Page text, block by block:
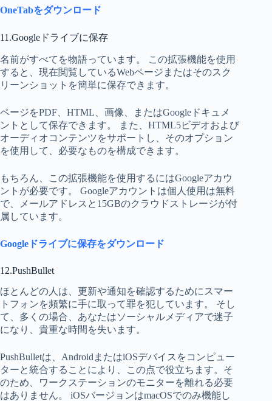
OneTabをダウンロード
11.Googleドライブに保存
名前がすべてを物語っています。 この拡張機能を使用
すると、現在閲覧しているWebページまたはそのスク
リーンショットを簡単に保存できます。
ページをPDF、HTML、画像、またはGoogleドキュメ
ントとして保存できます。 また、HTML5ビデオおよび
オーディオコンテンツをサポートし、そのオプション
を使用して、必要なものを構成できます。
もちろん、この拡張機能を使用するにはGoogleアカウ
ントが必要です。 Googleアカウントは個人使用は無料
で、メールアドレスと15GBのクラウドストレージが付
属しています。
Googleドライブに保存をダウンロード
12.PushBullet
ほとんどの人は、更新や通知を確認するためにスマー
トフォンを頻繁に手に取って罪を犯しています。 そし
て、多くの場合、あなたはソーシャルメディアで迷子
になり、貴重な時間を失います。
PushBulletは、AndroidまたはiOSデバイスをコンピュー
ターと統合することにより、この点で役立ちます。そ
のため、ワークステーションのモニターを離れる必要
はありません。 iOSバージョンはmacOSでのみ機能し